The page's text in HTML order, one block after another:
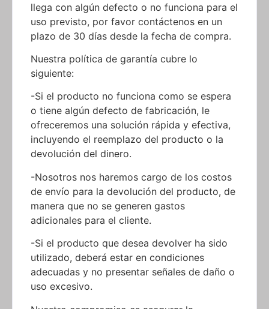
llega con algún defecto o no funciona para el
uso previsto, por favor contáctenos en un
plazo de 30 días desde la fecha de compra.
Nuestra política de garantía cubre lo
siguiente:
-Si el producto no funciona como se espera
o tiene algún defecto de fabricación, le
ofreceremos una solución rápida y efectiva,
incluyendo el reemplazo del producto o la
devolución del dinero.
-Nosotros nos haremos cargo de los costos
de envío para la devolución del producto, de
manera que no se generen gastos
adicionales para el cliente.
-Si el producto que desea devolver ha sido
utilizado, deberá estar en condiciones
adecuadas y no presentar señales de daño o
uso excesivo.